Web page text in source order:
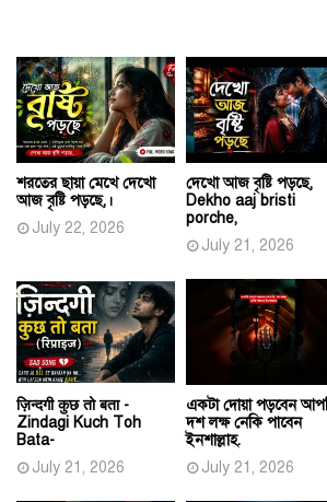
শরতের ছায়া মেখে দেখো
আজ বৃষ্টি পড়ছে,।
July 22, 2026
দেখো আজ বৃষ্টি পড়ছে,
Dekho aaj bristi
porche,
July 21, 2026
ज़िन्दगी कुछ तो बता -
Zindagi Kuch Toh
Bata-
July 21, 2026
একটা দোয়া পড়বেন
দশ লক্ষ নেকি পাবেন
ইনশাল্লাহ.
July 21, 2026